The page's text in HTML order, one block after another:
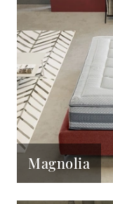
Magnolia